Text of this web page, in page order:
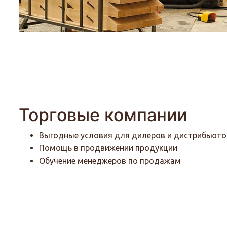
Торговые компании
Выгодные условия для дилеров и
Помощь в продвижении продукции
Обучение менеджеров по продажам